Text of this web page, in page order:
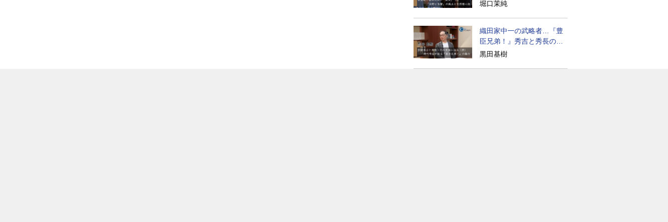
堀口茉純
織田家中一の武略者…『豊
臣兄弟！』秀吉と秀長の知
られざる実像
黒田基樹